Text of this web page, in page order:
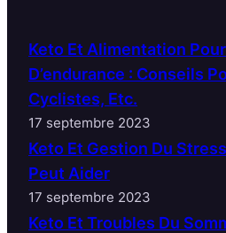
Keto Et Alimentation
D’endurance : Conseils
Cyclistes, Etc.
17 septembre 2023
Keto Et Gestion Du
Peut Aider
17 septembre 2023
Keto Et Troubles Du